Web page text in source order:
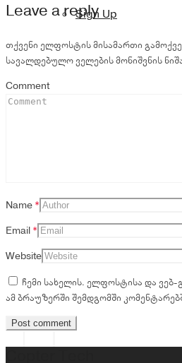
Sign Up
Leave a reply
თქვენი ელფოსტის მისამართი
სავალდებულო ველების მონიშვნის
Comment
Name *
Email *
Website
ჩემი სახელის. ელფოსტისა და ვებ-
ამ ბრაუზერში შემდგომში